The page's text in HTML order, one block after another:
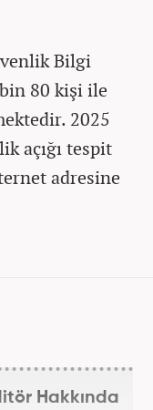
Bilgi
80 kişi ile
2025
açığı tespit
adresine
Hakkında